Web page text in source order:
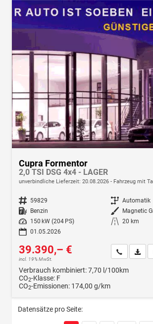
Cupra Formentor
2,0 TSI DSG 4x4 - LAGER
unverbindliche Lieferzeit: 20.08.2026 Fahrzeug mit
Fahrzeugnr. 59829 Getriebe Automatik
Kraftstoff Benzin Außenfarbe Magnetic
Leistung
150 kW (204 PS) Kilometerstand 20 km
01.05.2026
39.390,– €
incl. 19% MwSt.
Wir rufen
Verbrauch kombiniert:7,70 l/100km
CO2-Klasse: F
CO2-Emissionen: 174,00 g/km
Datensätze pro Seite: